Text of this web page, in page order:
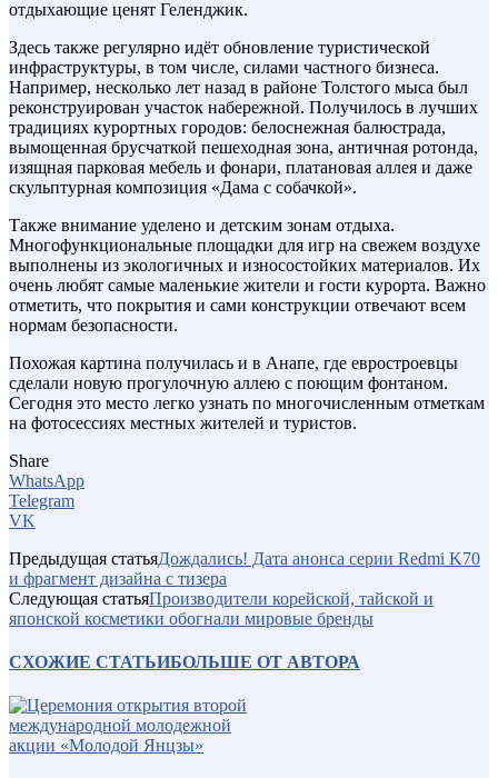
отдыхающие ценят Геленджик.
Здесь также регулярно идёт обновление туристической
инфраструктуры, в том числе, силами частного бизнеса.
Например, несколько лет назад в районе Толстого мыса был
реконструирован участок набережной. Получилось в лучших
традициях курортных городов: белоснежная балюстрада,
вымощенная брусчаткой пешеходная зона, античная ротонда,
изящная парковая мебель и фонари, платановая аллея и даже
скульптурная композиция «Дама с собачкой».
Также внимание уделено и детским зонам отдыха.
Многофункциональные площадки для игр на свежем воздухе
выполнены из экологичных и износостойких материалов. Их
очень любят самые маленькие жители и гости курорта. Важно
отметить, что покрытия и сами конструкции отвечают всем
нормам безопасности.
Похожая картина получилась и в Анапе, где евростроевцы
сделали новую прогулочную аллею с поющим фонтаном.
Сегодня это место легко узнать по многочисленным отметкам
на фотосессиях местных жителей и туристов.
Share
WhatsApp
Telegram
VK
Предыдущая статьяДождались! Дата анонса серии Redmi K70
и фрагмент дизайна с тизера
Следующая статьяПроизводители корейской, тайской и
японской косметики обогнали мировые бренды
СХОЖИЕ СТАТЬИБОЛЬШЕ ОТ АВТОРА